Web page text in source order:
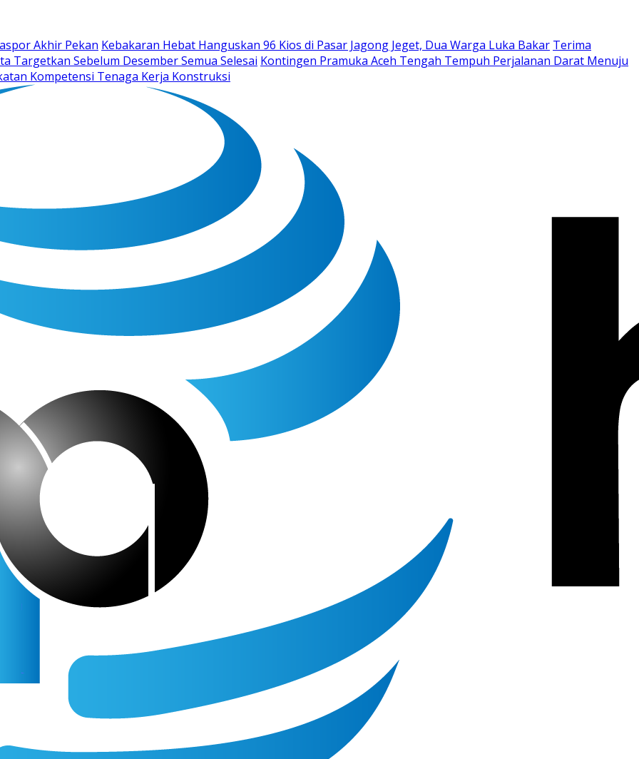
Akhir Pekan Kebakaran Hebat Hanguskan 96 Kios di Pasar Jagong Jeget, Dua Warga Luka Bakar Terima
Targetkan Sebelum Desember Semua Selesai Kontingen Pramuka Aceh Tengah Tempuh Perjalanan Darat Menuju
Kompetensi Tenaga Kerja Konstruksi